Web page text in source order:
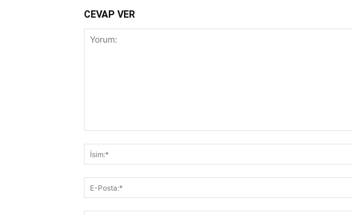
CEVAP VER